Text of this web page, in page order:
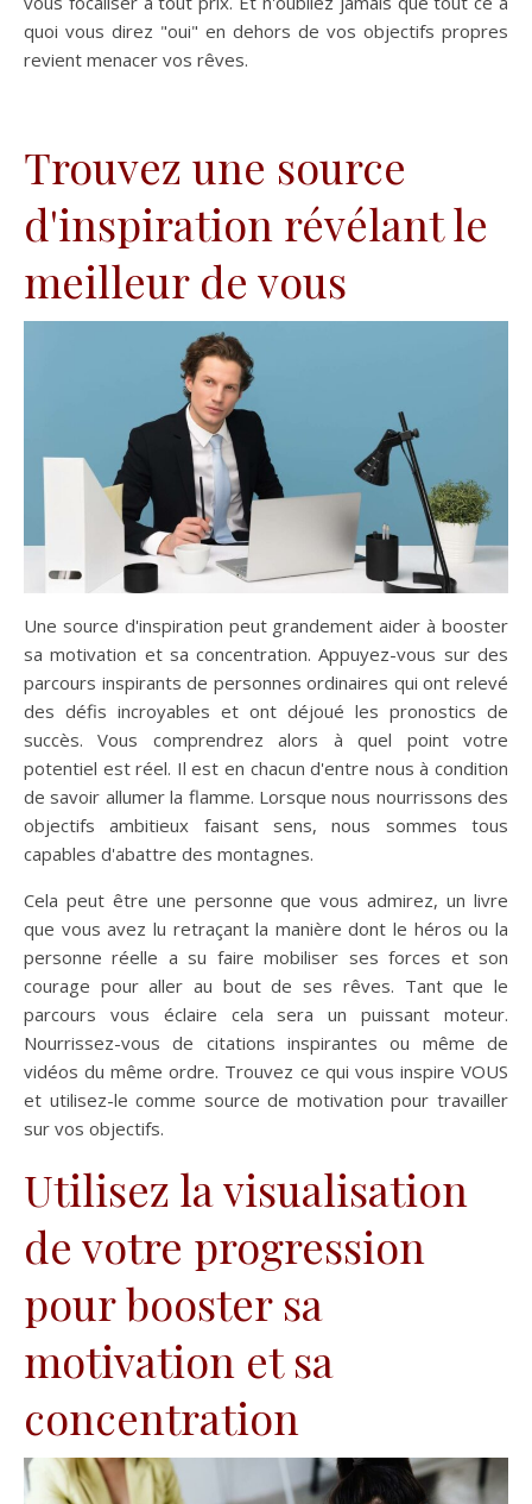
quoi vous direz "oui" en dehors de vos objectifs propres
revient menacer vos rêves.
Trouvez une source
d'inspiration révélant le
meilleur de vous
Une source d'inspiration peut grandement aider à booster
sa motivation et sa concentration. Appuyez-vous sur des
parcours inspirants de personnes ordinaires qui ont relevé
des défis incroyables et ont déjoué les pronostics de
succès. Vous comprendrez alors à quel point votre
potentiel est réel. Il est en chacun d'entre nous à condition
de savoir allumer la flamme. Lorsque nous nourrissons des
objectifs ambitieux faisant sens, nous sommes tous
capables d'abattre des montagnes.
Cela peut être une personne que vous admirez, un livre
que vous avez lu retraçant la manière dont le héros ou la
personne réelle a su faire mobiliser ses forces et son
courage pour aller au bout de ses rêves. Tant que le
parcours vous éclaire cela sera un puissant moteur.
Nourrissez-vous de citations inspirantes ou même de
vidéos du même ordre. Trouvez ce qui vous inspire VOUS
et utilisez-le comme source de motivation pour travailler
sur vos objectifs.
Utilisez la visualisation
de votre progression
pour booster sa
motivation et sa
concentration